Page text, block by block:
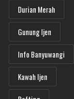
Durian Merah
Gunung Ijen
Info Banyuwangi
Kawah Ijen